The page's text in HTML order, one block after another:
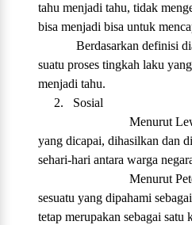
tahu menjadi tahu, tidak
bisa menjadi bisa untuk
Berdasarkan definisi
suatu proses tingkah laku
menjadi tahu.
2.
Sosial
Menurut Lewis
yang dicapai, dihasilkan dan
sehari-hari antara warga
Menurut Peter
sesuatu yang dipahami
tetap merupakan sebagai satu